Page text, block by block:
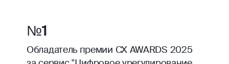
№1
Обладатель премии CX AWARDS 2025